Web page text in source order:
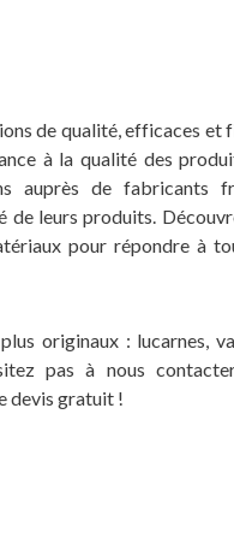
de qualité, efficaces et
à la qualité des
auprès de fabricants
leurs produits.
pour répondre à
originaux : lucarnes,
pas à nous
devis gratuit !